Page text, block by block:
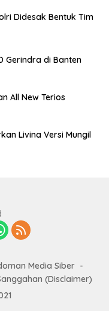
Didesak Bentuk Tim
Gerindra di Banten
All New Terios
Livina Versi Mungil
Media Siber
(Disclaimer)